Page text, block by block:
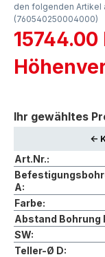
den folgenden Artikel
(760540250004000)
15744.00
Ihr gewähltes
<-
Art.Nr.:
A:
Farbe:
Abstand Bohrung
SW:
Teller-Ø D: